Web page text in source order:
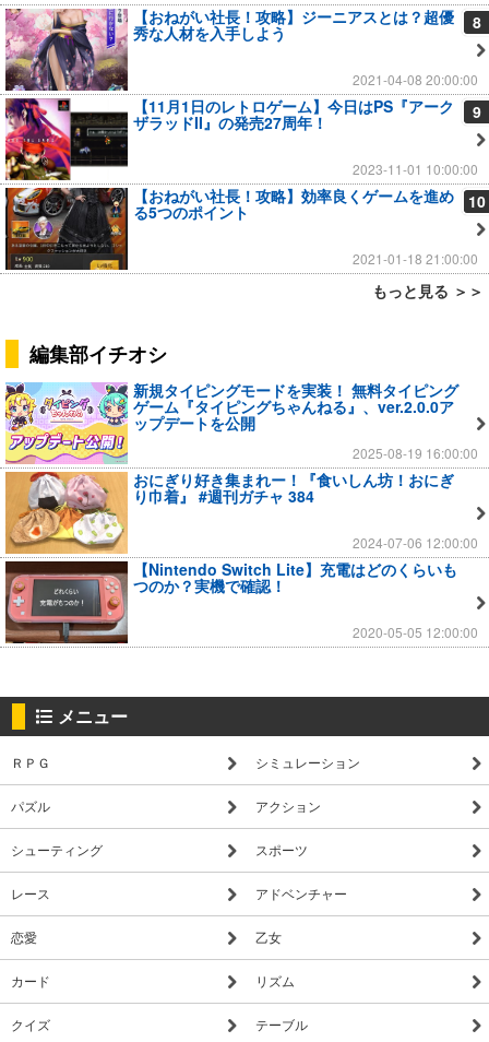
8
【おねがい社長！攻略】ジーニアスとは？超優
秀な人材を入手しよう
2021-04-08 20:00:00
9
【11月1日のレトロゲーム】今日はPS『アーク
ザラッドII』の発売27周年！
2023-11-01 10:00:00
10
【おねがい社長！攻略】効率良くゲームを進め
る5つのポイント
2021-01-18 21:00:00
もっと見る ＞＞
編集部イチオシ
新規タイピングモードを実装！ 無料タイピング
ゲーム『タイピングちゃんねる』、ver.2.0.0ア
ップデートを公開
2025-08-19 16:00:00
おにぎり好き集まれー！『食いしん坊！おにぎ
り巾着』 #週刊ガチャ 384
2024-07-06 12:00:00
【Nintendo Switch Lite】充電はどのくらいも
つのか？実機で確認！
2020-05-05 12:00:00
メニュー
ＲＰＧ シミュレーション
パズル アクション
シューティング スポーツ
レース アドベンチャー
恋愛 乙女
カード リズム
クイズ テーブル